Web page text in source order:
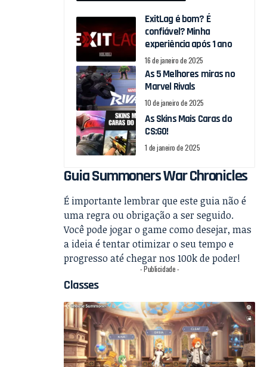
ExitLag é bom? É
confiável? Minha
experiência após 1 ano
16 de janeiro de 2025
As 5 Melhores miras no
Marvel Rivals
10 de janeiro de 2025
As Skins Mais Caras do
CS:GO!
1 de janeiro de 2025
Guia Summoners War Chronicles
É importante lembrar que este guia não é
uma regra ou obrigação a ser seguido.
Você pode jogar o game como desejar, mas
a ideia é tentar otimizar o seu tempo e
progresso até chegar nos 100k de poder!
- Publicidade -
Classes